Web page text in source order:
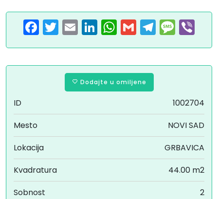
Facebook
TwitterEmail LinkedInWhatsApp
Gmail Telegram
Message
Dodajte u omiljene
ID
1002704
Mesto
NOVI SAD
Lokacija
GRBAVICA
Kvadratura
44.00 m2
Sobnost
2